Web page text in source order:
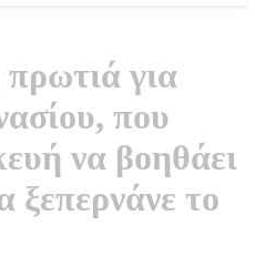
για
που
να βοηθάει
ξεπερνάνε το